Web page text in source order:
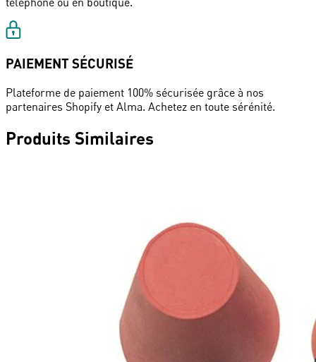
PAIEMENT SÉCURISÉ
Plateforme de paiement 100% sécurisée grâce à nos
partenaires Shopify et Alma. Achetez en toute sérénité.
Produits Similaires